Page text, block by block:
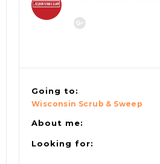
Going to:
Wisconsin Scrub & Sweep
About me:
Looking for: